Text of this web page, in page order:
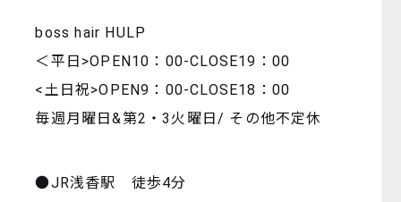
boss hair HULP
＜平日>OPEN10：00-CLOSE19：00
<土日祝>OPEN9：00-CLOSE18：00
毎週月曜日&第2・3火曜日/ その他不定休
●JR浅香駅 徒歩4分